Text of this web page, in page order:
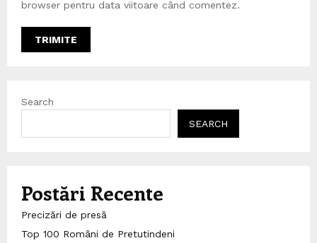
browser pentru data viitoare când comentez.
Search
SEARCH
Postări Recente
Precizări de presă
Top 100 Români de Pretutindeni